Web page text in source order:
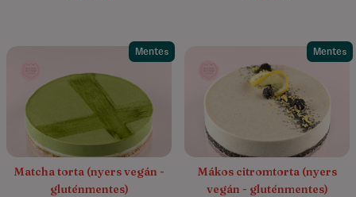
Mentes
4.4/5 (23)
Matcha torta (nyers vegán -
gluténmentes)
Mentes
4.0/5 (68)
Mákos citromtorta (nyers
vegán - gluténmentes)